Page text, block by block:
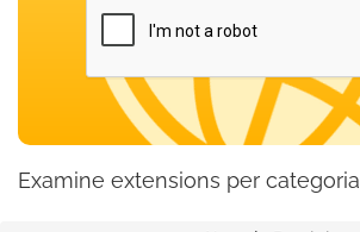
Examine extensions per categoria